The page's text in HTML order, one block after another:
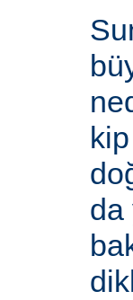
da